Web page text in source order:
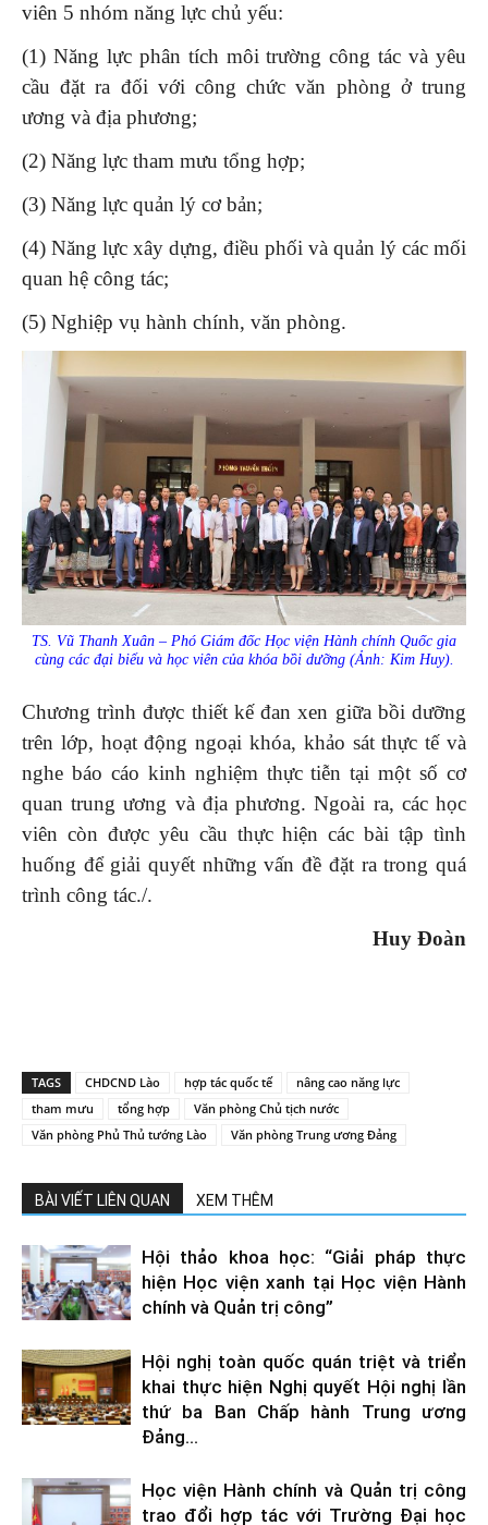
viên 5 nhóm năng lực chủ yếu:
(1) Năng lực phân tích môi trường công tác và yêu
cầu đặt ra đối với công chức văn phòng ở trung
ương và địa phương;
(2) Năng lực tham mưu tổng hợp;
(3) Năng lực quản lý cơ bản;
(4) Năng lực xây dựng, điều phối và quản lý các mối
quan hệ công tác;
(5) Nghiệp vụ hành chính, văn phòng.
TS. Vũ Thanh Xuân – Phó Giám đốc Học viện Hành chính Quốc gia
cùng các đại biểu và học viên của khóa bồi dưỡng (Ảnh: Kim Huy).
Chương trình được thiết kế đan xen giữa bồi dưỡng
trên lớp, hoạt động ngoại khóa, khảo sát thực tế và
nghe báo cáo kinh nghiệm thực tiễn tại một số cơ
quan trung ương và địa phương. Ngoài ra, các học
viên còn được yêu cầu thực hiện các bài tập tình
huống để giải quyết những vấn đề đặt ra trong quá
trình công tác./.
Huy Đoàn
TAGS CHDCND Lào hợp tác quốc tế
nâng cao năng lực
tham mưu
tổng hợp
Văn phòng Chủ tịch nước
Văn phòng Phủ Thủ tướng Lào
Văn phòng Trung ương Đảng
BÀI VIẾT LIÊN QUAN XEM THÊM
Hội thảo khoa học: “Giải pháp thực
hiện Học viện xanh tại Học viện Hành
chính và Quản trị công”
Hội nghị toàn quốc quán triệt và triển
khai thực hiện Nghị quyết Hội nghị lần
thứ ba Ban Chấp hành Trung ương
Đảng...
Học viện Hành chính và Quản trị công
trao đổi hợp tác với Trường Đại học